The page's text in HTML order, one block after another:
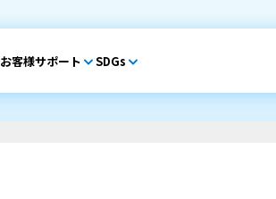
お客様サポート SDGs